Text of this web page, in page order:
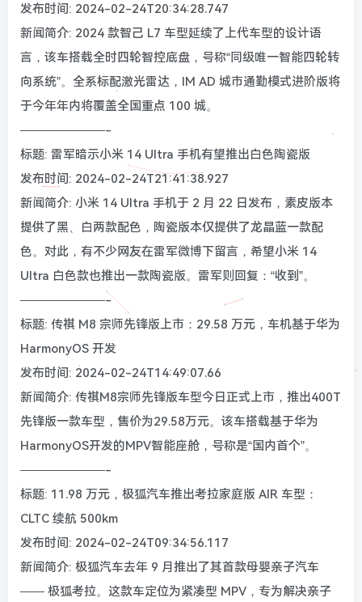
发布时间: 2024-02-24T20:34:28.747
新闻简介: 2024 款智己 L7 车型延续了上代车型的设计语
言，该车搭载全时四轮智控底盘，号称“同级唯一智能四轮转
向系统”。全系标配激光雷达，IM AD 城市通勤模式进阶版将
于今年年内将覆盖全国重点 100 城。
———————-
标题: 雷军暗示小米 14 Ultra 手机有望推出白色陶瓷版
发布时间: 2024-02-24T21:41:38.927
新闻简介: 小米 14 Ultra 手机于 2 月 22 日发布，素皮版本
提供了黑、白两款配色，陶瓷版本仅提供了龙晶蓝一款配
色。对此，有不少网友在雷军微博下留言，希望小米 14
Ultra 白色款也推出一款陶瓷版。雷军则回复：“收到”。
———————-
标题: 传祺 M8 宗师先锋版上市：29.58 万元，车机基于华为
HarmonyOS 开发
发布时间: 2024-02-24T14:49:07.66
新闻简介: 传祺M8宗师先锋版车型今日正式上市，推出400T
先锋版一款车型，售价为29.58万元。该车搭载基于华为
HarmonyOS开发的MPV智能座舱，号称是“国内首个”。
———————-
标题: 11.98 万元，极狐汽车推出考拉家庭版 AIR 车型：
CLTC 续航 500km
发布时间: 2024-02-24T09:34:56.117
新闻简介: 极狐汽车去年 9 月推出了其首款母婴亲子汽车
—— 极狐考拉。这款车定位为紧凑型 MPV，专为解决亲子